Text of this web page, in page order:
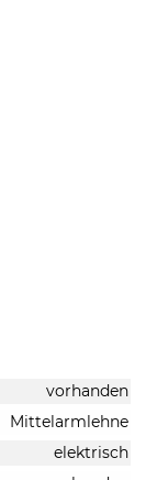
vorhanden
Mittelarmlehne
elektrisch